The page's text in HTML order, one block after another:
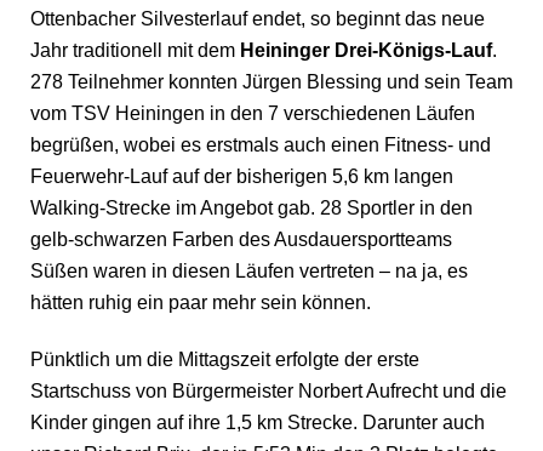
Ottenbacher Silvesterlauf endet, so beginnt das neue
Jahr traditionell mit dem Heininger Drei-Königs-Lauf.
278 Teilnehmer konnten Jürgen Blessing und sein Team
vom TSV Heiningen in den 7 verschiedenen Läufen
begrüßen, wobei es erstmals auch einen Fitness- und
Feuerwehr-Lauf auf der bisherigen 5,6 km langen
Walking-Strecke im Angebot gab. 28 Sportler in den
gelb-schwarzen Farben des Ausdauersportteams
Süßen waren in diesen Läufen vertreten – na ja, es
hätten ruhig ein paar mehr sein können.
Pünktlich um die Mittagszeit erfolgte der erste
Startschuss von Bürgermeister Norbert Aufrecht und die
Kinder gingen auf ihre 1,5 km Strecke. Darunter auch